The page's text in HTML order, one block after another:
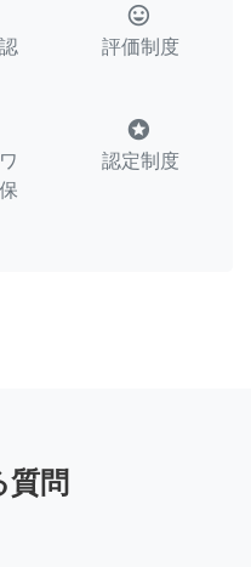
tag_faces
評価制度
stars
認定制度
質問